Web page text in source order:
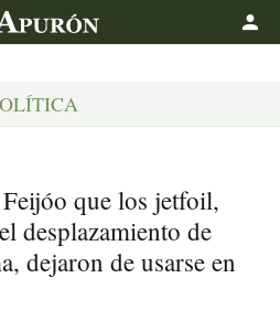
que los jetfoil,
desplazamiento de
dejaron de usarse en